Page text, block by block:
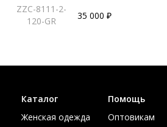
ZZC-8111-2-
120-GR
35 000 ₽
Каталог
Женская одежда
Помощь
Оптовикам